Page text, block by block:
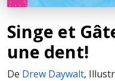
Singe et
une dent!
De Drew Daywalt,